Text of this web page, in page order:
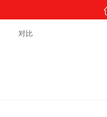
对比